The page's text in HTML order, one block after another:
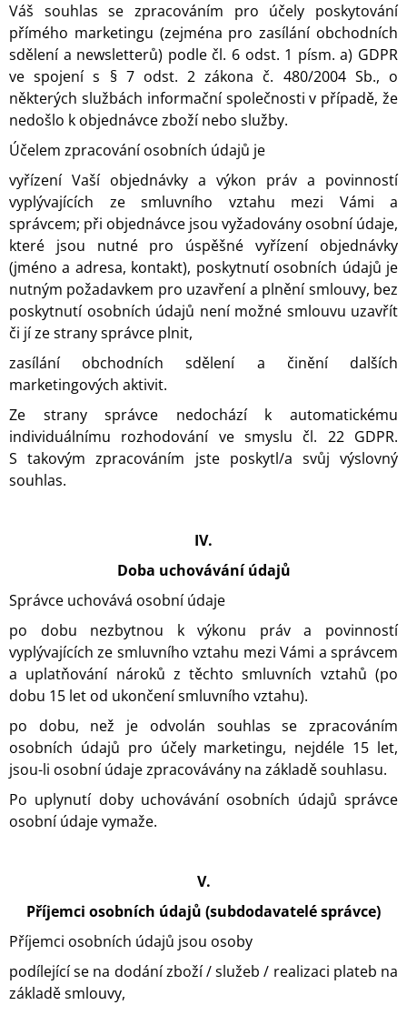
Váš souhlas se zpracováním pro účely poskytování
přímého marketingu (zejména pro zasílání obchodních
sdělení a newsletterů) podle čl. 6 odst. 1 písm. a) GDPR
ve spojení s § 7 odst. 2 zákona č. 480/2004 Sb., o
některých službách informační společnosti v případě, že
nedošlo k objednávce zboží nebo služby.
Účelem zpracování osobních údajů je
vyřízení Vaší objednávky a výkon práv a povinností
vyplývajících ze smluvního vztahu mezi Vámi a
správcem; při objednávce jsou vyžadovány osobní údaje,
které jsou nutné pro úspěšné vyřízení objednávky
(jméno a adresa, kontakt), poskytnutí osobních údajů je
nutným požadavkem pro uzavření a plnění smlouvy, bez
poskytnutí osobních údajů není možné smlouvu uzavřít
či jí ze strany správce plnit,
zasílání obchodních sdělení a činění dalších
marketingových aktivit.
Ze strany správce nedochází k automatickému
individuálnímu rozhodování ve smyslu čl. 22 GDPR.
S takovým zpracováním jste poskytl/a svůj výslovný
souhlas.
IV.
Doba uchovávání údajů
Správce uchovává osobní údaje
po dobu nezbytnou k výkonu práv a povinností
vyplývajících ze smluvního vztahu mezi Vámi a správcem
a uplatňování nároků z těchto smluvních vztahů (po
dobu 15 let od ukončení smluvního vztahu).
po dobu, než je odvolán souhlas se zpracováním
osobních údajů pro účely marketingu, nejdéle 15 let,
jsou-li osobní údaje zpracovávány na základě souhlasu.
Po uplynutí doby uchovávání osobních údajů správce
osobní údaje vymaže.
V.
Příjemci osobních údajů (subdodavatelé správce)
Příjemci osobních údajů jsou osoby
podílející se na dodání zboží / služeb / realizaci plateb na
základě smlouvy,